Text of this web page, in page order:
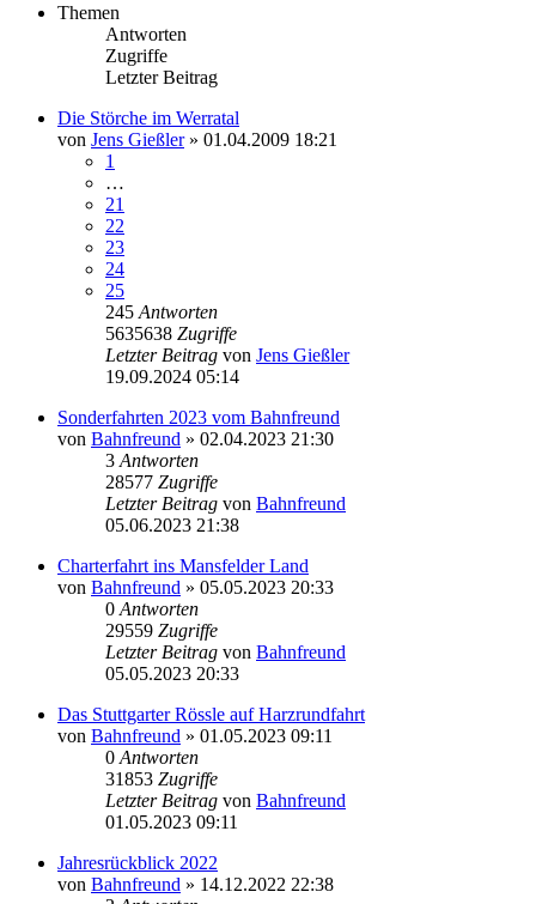
Themen
Antworten
Zugriffe
Letzter Beitrag
Die Störche im Werratal
von Jens Gießler» 01.04.2009 18:21
1
…
21
22
23
24
25
245 Antworten
5635638 Zugriffe
Letzter Beitrag von Jens Gießler
19.09.2024 05:14
Sonderfahrten 2023 vom Bahnfreund
von Bahnfreund » 02.04.2023 21:30
3 Antworten
28577 Zugriffe
Letzter Beitrag von Bahnfreund
05.06.2023 21:38
Charterfahrt ins Mansfelder Land
von Bahnfreund » 05.05.2023 20:33
0 Antworten
29559 Zugriffe
Letzter Beitrag von Bahnfreund
05.05.2023 20:33
Das Stuttgarter Rössle auf Harzrundfahrt
von Bahnfreund » 01.05.2023 09:11
0 Antworten
31853 Zugriffe
Letzter Beitrag von Bahnfreund
01.05.2023 09:11
Jahresrückblick 2022
von Bahnfreund » 14.12.2022 22:38